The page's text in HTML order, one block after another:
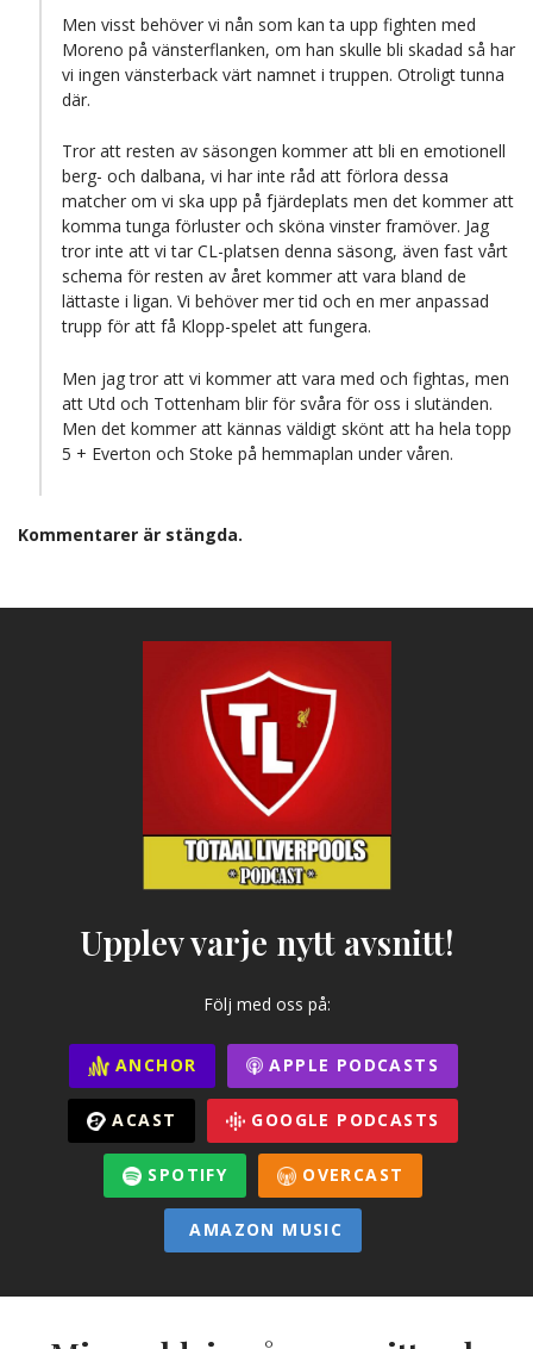
Men visst behöver vi nån som kan ta upp fighten med
Moreno på vänsterflanken, om han skulle bli skadad så har
vi ingen vänsterback värt namnet i truppen. Otroligt tunna
där.
Tror att resten av säsongen kommer att bli en emotionell
berg- och dalbana, vi har inte råd att förlora dessa
matcher om vi ska upp på fjärdeplats men det kommer att
komma tunga förluster och sköna vinster framöver. Jag
tror inte att vi tar CL-platsen denna säsong, även fast vårt
schema för resten av året kommer att vara bland de
lättaste i ligan. Vi behöver mer tid och en mer anpassad
trupp för att få Klopp-spelet att fungera.
Men jag tror att vi kommer att vara med och fightas, men
att Utd och Tottenham blir för svåra för oss i slutänden.
Men det kommer att kännas väldigt skönt att ha hela topp
5 + Everton och Stoke på hemmaplan under våren.
Kommentarer är stängda.
Upplev varje nytt avsnitt!
Följ med oss på:
ANCHOR APPLE PODCASTS
ACAST GOOGLE PODCASTS
SPOTIFY OVERCAST
AMAZON MUSIC